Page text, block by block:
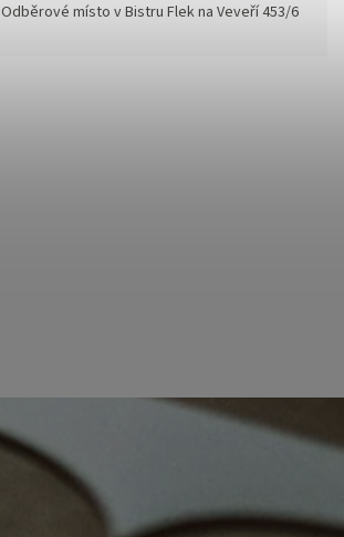
Odběrové místo v Bistru Flek na Veveří 453/6